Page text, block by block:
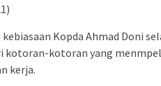
kebiasaan Kopda Ahmad Doni
kotoran-kotoran yang
kerja.